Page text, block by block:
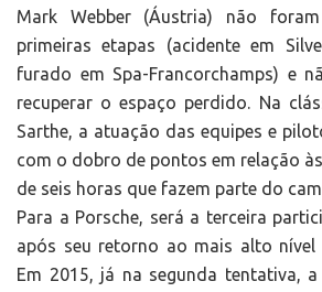
Mark Webber (Áustria) não
primeiras etapas (acidente em
furado em Spa-Francorchamps) e
recuperar o espaço perdido. Na
Sarthe, a atuação das equipes e
com o dobro de pontos em relação
de seis horas que fazem parte do
Para a Porsche, será a terceira
após seu retorno ao mais alto
Em 2015, já na segunda tentativa, a